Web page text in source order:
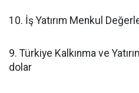
10. İş Yatırım Menkul
9. Türkiye Kalkınma ve
dolar